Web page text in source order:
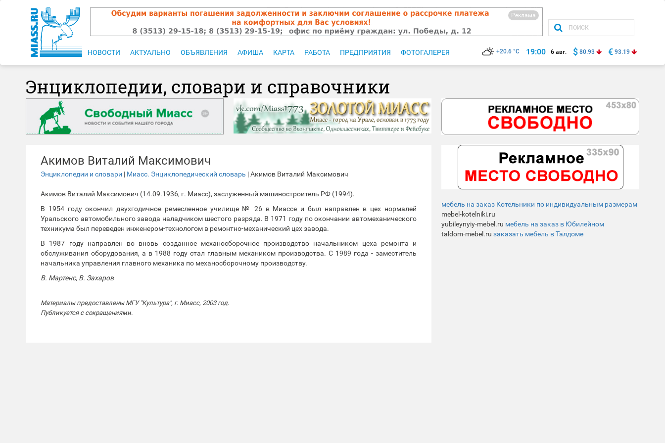
Реклама
НОВОСТИ АКТУАЛЬНО ОБЪЯВЛЕНИЯ АФИША КАРТА РАБОТА ПРЕДПРИЯТИЯ ФОТОГАЛЕРЕЯ +20.6 °C 19:00 6 авг. $ 80.93 € 93.19
Энциклопедии, словари и справочники
Акимов Виталий Максимович
Энциклопедии и словари | Миасс. Энциклопедический словарь | Акимов Виталий Максимович
Акимов Виталий Максимович (14.09.1936, г. Миасс), заслуженный машиностроитель РФ (1994).
В 1954 году окончил двухгодичное ремесленное училище № 26 в Миассе и был направлен в цех нормалей
Уральского автомобильного завода наладчиком шестого разряда. В 1971 году по окончании автомеханического
техникума был переведен инженером-технологом в ремонтно-механический цех завода.
В 1987 году направлен во вновь созданное механосборочное производство начальником цеха ремонта и
обслуживания оборудования, а в 1988 году стал главным механиком производства. С 1989 года - заместитель
начальника управления главного механика по механосборочному производству.
В. Мартенс, В. Захаров
Материалы предоставлены МГУ "Культура", г. Миасс, 2003 год.
Публикуется с сокращениями.
мебель на заказ Котельники по индивидуальным размерам
mebel-kotelniki.ru
yubileynyiy-mebel.ru мебель на заказ в Юбилейном
taldom-mebel.ru заказать мебель в Талдоме